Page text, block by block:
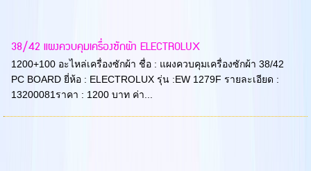
38/42 แผงควบคุมเครื่องซักผ้า ELECTROLUX
1200+100 อะไหล่เครื่องซักผ้า ชื่อ : แผงควบคุมเครื่องซักผ้า 38/42
PC BOARD ยี่ห้อ : ELECTROLUX รุ่น :EW 1279F รายละเอียด :
13200081ราคา : 1200 บาท ค่า...